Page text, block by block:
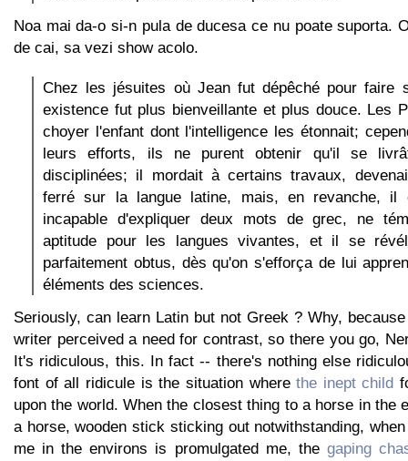
Noa mai da-o si-n pula de ducesa ce nu poate suporta.
de cai, sa vezi show acolo.
Chez les jésuites où Jean fut dépêché pour faire
existence fut plus bienveillante et plus douce. Les
choyer l'enfant dont l'intelligence les étonnait;
leurs efforts, ils ne purent obtenir qu'il se
disciplinées; il mordait à certains travaux,
ferré sur la langue latine, mais, en revanche, il
incapable d'expliquer deux mots de grec, ne
aptitude pour les langues vivantes, et il se
parfaitement obtus, dès qu'on s'efforça de lui
éléments des sciences.
Seriously, can learn Latin but not Greek ? Why,
writer perceived a need for contrast, so there you go,
It's ridiculous, this. In fact -- there's nothing else
font of all ridicule is the situation wherethe inept child
upon the world. When the closest thing to a horse in the
a horse, wooden stick sticking out notwithstanding,
me in the environs is promulgated me, the gaping